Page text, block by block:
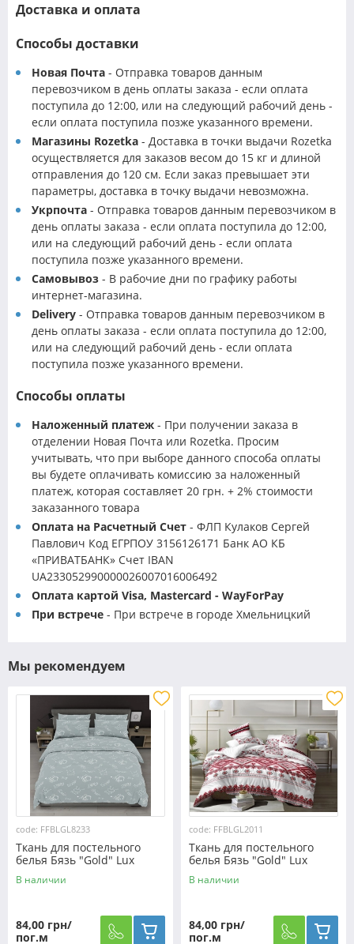
Доставка и оплата
Способы доставки
Новая Почта - Отправка товаров данным
перевозчиком в день оплаты заказа - если оплата
поступила до 12:00, или на следующий рабочий день -
если оплата поступила позже указанного времени.
Магазины Rozetka - Доставка в точки выдачи Rozetka
осуществляется для заказов весом до 15 кг и длиной
отправления до 120 см. Если заказ превышает эти
параметры, доставка в точку выдачи невозможна.
Укрпочта - Отправка товаров данным перевозчиком в
день оплаты заказа - если оплата поступила до 12:00,
или на следующий рабочий день - если оплата
поступила позже указанного времени.
Самовывоз - В рабочие дни по графику работы
интернет-магазина.
Delivery - Отправка товаров данным перевозчиком в
день оплаты заказа - если оплата поступила до 12:00,
или на следующий рабочий день - если оплата
поступила позже указанного времени.
Способы оплаты
Наложенный платеж - При получении заказа в
отделении Новая Почта или Rozetka. Просим
учитывать, что при выборе данного способа оплаты
вы будете оплачивать комиссию за наложенный
платеж, которая составляет 20 грн. + 2% стоимости
заказанного товара
Оплата на Расчетный Счет - ФЛП Кулаков Сергей
Павлович Код ЕГРПОУ 3156126171 Банк АО КБ
«ПРИВАТБАНК» Счет IBAN
UA233052990000026007016006492
Оплата картой Visa, Mastercard - WayForPay
При встрече - При встрече в городе Хмельницкий
Мы рекомендуем
code: FFBLGL8233
Ткань для постельного
белья Бязь "Gold" Lux
GL8233
В наличии
84,00 грн/
пог.м
code: FFBLGL2011
Ткань для постельного
белья Бязь "Gold" Lux
"Украинский орнамент"
GL2011
В наличии
84,00 грн/
пог.м